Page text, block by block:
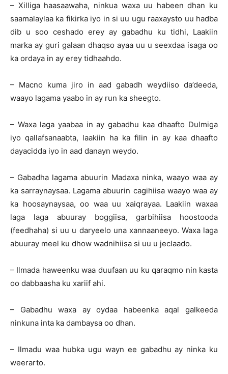
– Xilliga haasaawaha, ninkua waxa uu habeen dhan ku
saamalaylaa ka fikirka iyo in si uu ugu raaxaysto uu hadba
dib u soo ceshado erey ay gabadhu ku tidhi, Laakiin
marka ay guri galaan dhaqso ayaa uu u seexdaa isaga oo
ka ordaya in ay erey tidhaahdo.
– Macno kuma jiro in aad gabadh weydiiso da’deeda,
waayo lagama yaabo in ay run ka sheegto.
– Waxa laga yaabaa in ay gabadhu kaa dhaafto Dulmiga
iyo qallafsanaabta, laakiin ha ka filin in ay kaa dhaafto
dayacidda iyo in aad danayn weydo.
– Gabadha lagama abuurin Madaxa ninka, waayo waa ay
ka sarraynaysaa. Lagama abuurin cagihiisa waayo waa ay
ka hoosaynaysaa, oo waa uu xaiqrayaa. Laakiin waxaa
laga laga abuuray boggiisa, garbihiisa hoostooda
(feedhaha) si uu u daryeelo una xannaaneeyo. Waxa laga
abuuray meel ku dhow wadnihiisa si uu u jeclaado.
– Ilmada haweenku waa duufaan uu ku qaraqmo nin kasta
oo dabbaasha ku xariif ahi.
– Gabadhu waxa ay oydaa habeenka aqal galkeeda
ninkuna inta ka dambaysa oo dhan.
– Ilmadu waa hubka ugu wayn ee gabadhu ay ninka ku
weerarto.